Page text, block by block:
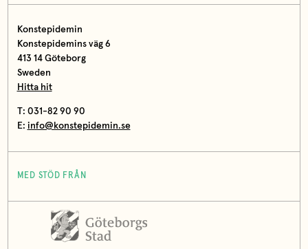
Konstepidemin
Konstepidemins väg 6
413 14 Göteborg
Sweden
Hitta hit
T: 031-82 90 90
E: info@konstepidemin.se
MED STÖD FRÅN